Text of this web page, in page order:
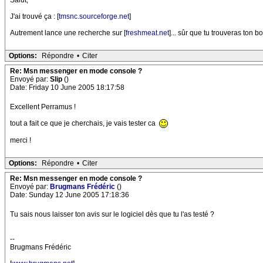
J'ai trouvé ça : [tmsnc.sourceforge.net]
Autrement lance une recherche sur [freshmeat.net]... sûr que tu trouveras ton
Options: Répondre • Citer
Re: Msn messenger en mode console ?
Envoyé par: Slip ()
Date: Friday 10 June 2005 18:17:58
Excellent Perramus !
tout a fait ce que je cherchais, je vais tester ca
merci !
Options: Répondre • Citer
Re: Msn messenger en mode console ?
Envoyé par: Brugmans Frédéric ()
Date: Sunday 12 June 2005 17:18:36
Tu sais nous laisser ton avis sur le logiciel dès que tu l'as testé ?
--
Brugmans Frédéric